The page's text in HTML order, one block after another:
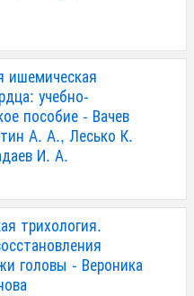
ишемическая
учебно-
пособие - Вачев
А. А., Лесько К.
И. А.
трихология.
головы - Вероника